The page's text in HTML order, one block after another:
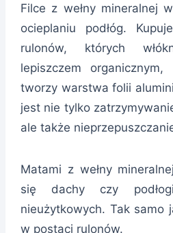
Filce z wełny mineralnej
ocieplaniu podłóg.
rulonów, których
lepiszczem
tworzy warstwa folii
jest nie tylko
ale także
Matami z wełny
się dachy czy
nieużytkowych. Tak samo
w postaci rulonów.